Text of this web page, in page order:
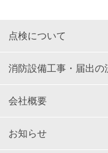
点検について
消防設備工事・届出の
会社概要
お知らせ